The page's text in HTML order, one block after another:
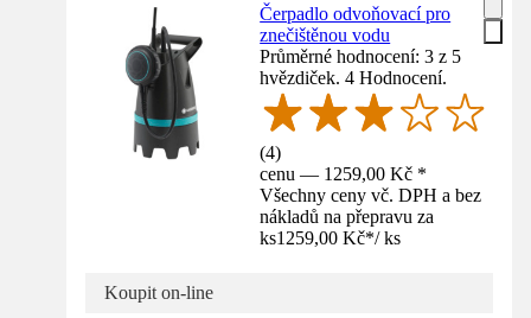
Čerpadlo odvoňovací pro
znečištěnou vodu
Průměrné hodnocení: 3 z 5
hvězdiček. 4 Hodnocení.
(4)
cenu — 1259,00 Kč *
Všechny ceny vč. DPH a bez
nákladů na přepravu za
ks1259,00 Kč*/ ks
Koupit on-line